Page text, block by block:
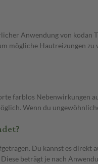
Anwendung von
mögliche Hautreizungen
farblos Nebenwirkungen
Wenn du
Du kannst es direkt
beträgt je nach